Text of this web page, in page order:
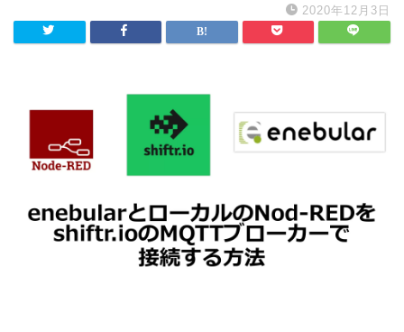
2020年12月3日